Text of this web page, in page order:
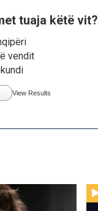
tuaja këtë vit?
vendit
View Results